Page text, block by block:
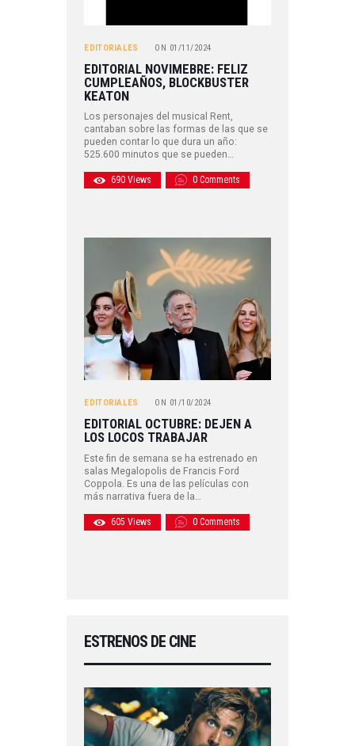
EDITORIALES ON 01/11/2024
EDITORIAL NOVIMEBRE: FELIZ
CUMPLEAÑOS, BLOCKBUSTER
KEATON
Los personajes del musical Rent,
cantaban sobre las formas de las que se
pueden contar lo que dura un año:
525.600 minutos que se pueden…
690 Views 0 Comments
EDITORIALES ON 01/10/2024
EDITORIAL OCTUBRE: DEJEN A
LOS LOCOS TRABAJAR
Este fin de semana se ha estrenado en
salas Megalopolis de Francis Ford
Coppola. Es una de las películas con
más narrativa fuera de la…
605 Views 0 Comments
ESTRENOS DE CINE